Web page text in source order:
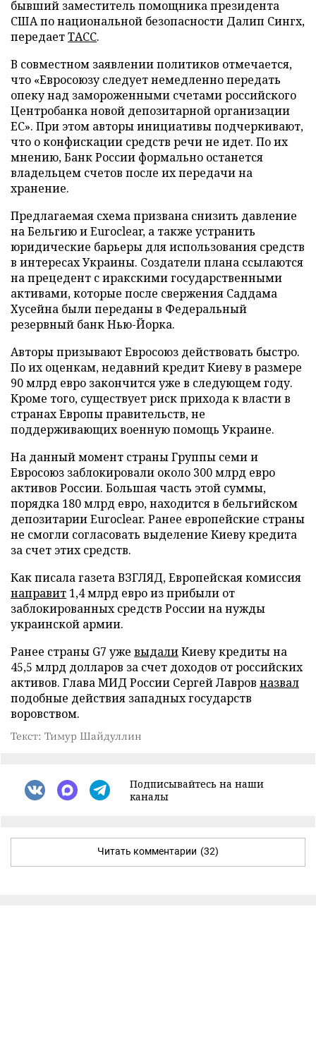
бывший заместитель помощника президента
США по национальной безопасности Далип Сингх,
передаетТАСС.
В совместном заявлении политиков отмечается,
что «Евросоюзу следует немедленно передать
опеку над замороженными счетами российского
Центробанка новой депозитарной организации
ЕС». При этом авторы инициативы подчеркивают,
что о конфискации средств речи не идет. По их
мнению, Банк России формально останется
владельцем счетов после их передачи на
хранение.
Предлагаемая схема призвана снизить давление
на Бельгию и Euroclear, а также устранить
юридические барьеры для использования средств
в интересах Украины. Создатели плана ссылаются
на прецедент с иракскими государственными
активами, которые после свержения Саддама
Хусейна были переданы в Федеральный
резервный банк Нью-Йорка.
Авторы призывают Евросоюз действовать быстро.
По их оценкам, недавний кредит Киеву в размере
90 млрд евро закончится уже в следующем году.
Кроме того, существует риск прихода к власти в
странах Европы правительств, не
поддерживающих военную помощь Украине.
На данный момент страны Группы семи и
Евросоюз заблокировали около 300 млрд евро
активов России. Большая часть этой суммы,
порядка 180 млрд евро, находится в бельгийском
депозитарии Euroclear. Ранее европейские страны
не смогли согласовать выделение Киеву кредита
за счет этих средств.
Как писала газета ВЗГЛЯД, Европейская комиссия
направит 1,4 млрд евро из прибыли от
заблокированных средств России на нужды
украинской армии.
Ранее страны G7 уже выдалиКиеву кредиты на
45,5 млрд долларов за счет доходов от российских
активов. Глава МИД России Сергей Лавров назвал
подобные действия западных государств
воровством.
Текст: Тимур Шайдуллин
Подписывайтесь на наши
каналы
Читать комментарии (32)